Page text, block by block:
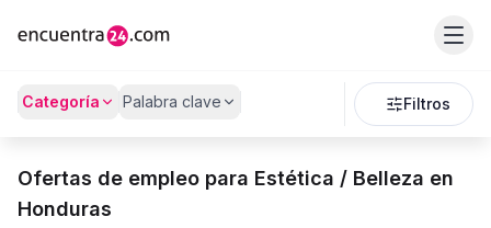
Categoría Palabra clave Filtros
Ofertas de empleo para Estética / Belleza en
Honduras